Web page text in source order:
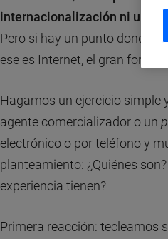
internacionalización ni una
Pero si hay un punto donde
ese es Internet, el gran foro
Hagamos un ejercicio simple
agente comercializador o un
electrónico o por teléfono y
planteamiento: ¿Quiénes
experiencia tienen?
Primera reacción: tecleamos